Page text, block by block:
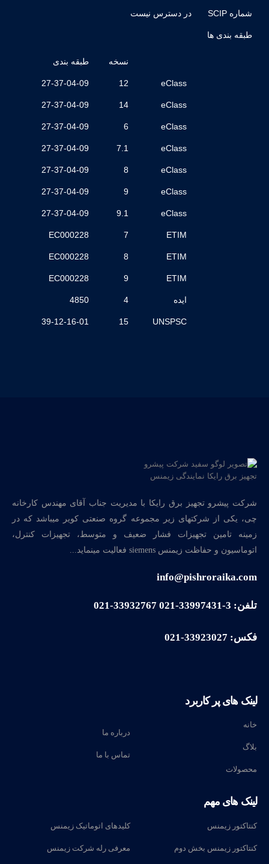
شماره SCIP در دسترس نیست
طبقه بندی ها
نسخه طبقه بندی
eClass
12
27-37-04-09
eClass
14
27-37-04-09
eClass
6
27-37-04-09
eClass
7.1
27-37-04-09
eClass
8
27-37-04-09
eClass
9
27-37-04-09
eClass
9.1
27-37-04-09
ETIM
7
EC000228
ETIM
8
EC000228
ETIM
9
EC000228
ایده 4
4850
UNSPSC
15
39-12-16-01
شرکت پیشرو تجهیز برق رایکا با مدیریت جناب آقای مهندس کارخانه
چی، یکی از شرکتهای زیر مجموعه گروه صنعتی کویر میباشد که در
زمینه تامین تجهیزات فشار ضعیف و متوسط، تجهیزات کنترل،
اتوماسیون و حفاظت زیمنس siemens فعالیت مینماید...
info@pishroraika.com
تلفن: 3-33997431-021 33932767-021
فکس: 33923027-021
لینک های پر کاربرد
خانه
بلاگ
محصولات
درباره ما
تماس با ما
لینک های مهم
کنتاکتور زیمنس
کنتاکتور زیمنس بخش دوم
کلیدهای اتوماتیک زیمنس
معرفی رله‌ شرکت زیمنس